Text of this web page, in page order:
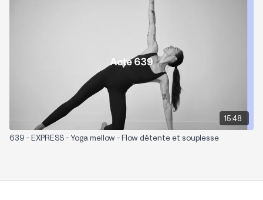
15:48
639 - EXPRESS - Yoga mellow - Flow détente et souplesse